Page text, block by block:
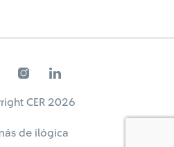
CER 2026
de ilógica